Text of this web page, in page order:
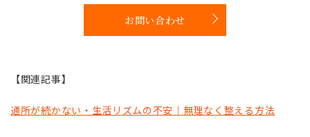
お問い合わせ
【関連記事】
通所が続かない・生活リズムの不安｜無理なく整える方法